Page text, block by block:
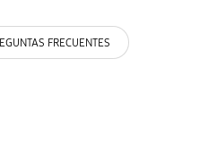
FRECUENTES